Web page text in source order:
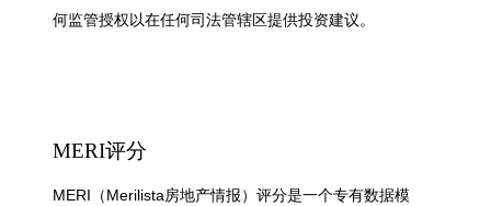
何监管授权以在任何司法管辖区提供投资建议。
MERI评分
MERI（Merilista房地产情报）评分是一个专有数据模